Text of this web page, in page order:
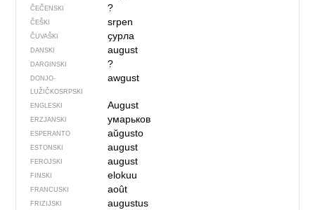
ČEČENSKI ?
ČEŠKI srpen
ČUVAŠKI ҫурла
DANSKI august
DARGINSKI ?
DONJO­
LUŽIČKOSRPSKI
awgust
ENGLESKI August
ERZJANSKI умарьков
ESPERANTO aŭgusto
ESTONSKI august
FEROJSKI august
FINSKI elokuu
FRANCUSKI août
FRIZIJSKI augustus